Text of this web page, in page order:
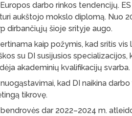
darbo rinkos tendencijų.
aukštojo mokslo diplomą. Nuo
dirbančiųjų šioje srityje augo.
kaip požymis, kad sritis vis
su DI susijusios specializacijos,
akademinių kvalifikacijų svarba.
kad DI naikina
tikrovę.
dar 2022–2024 m.